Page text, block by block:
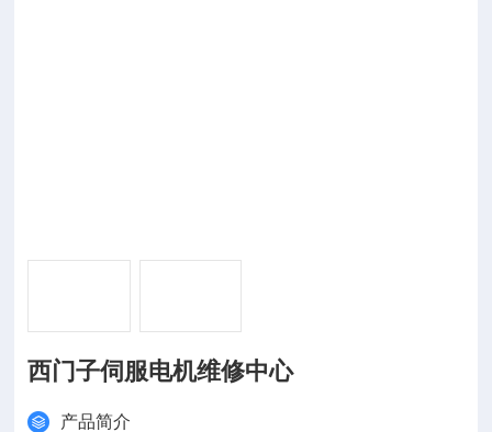
西门子伺服电机维修中心
产品简介